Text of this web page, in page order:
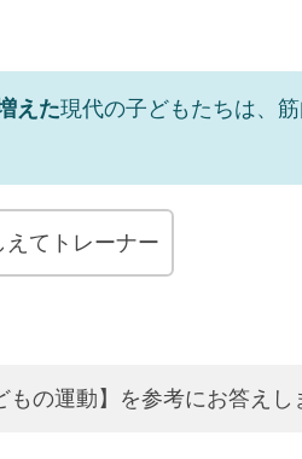
えた現代の子どもたちは、
てトレーナー
の運動】を参考にお答えし